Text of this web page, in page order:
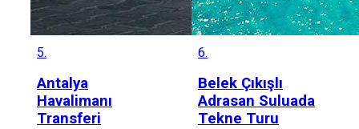
5.
Antalya
Havalimanı
Transferi
6.
Belek Çıkışlı
Adrasan Suluada
Tekne Turu